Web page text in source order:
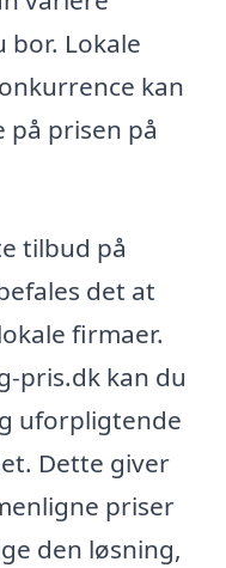
Lokale
kan
på prisen på
tilbud på
det at
firmaer.
pris.dk kan du
uforpligtende
Dette giver
priser
den løsning,